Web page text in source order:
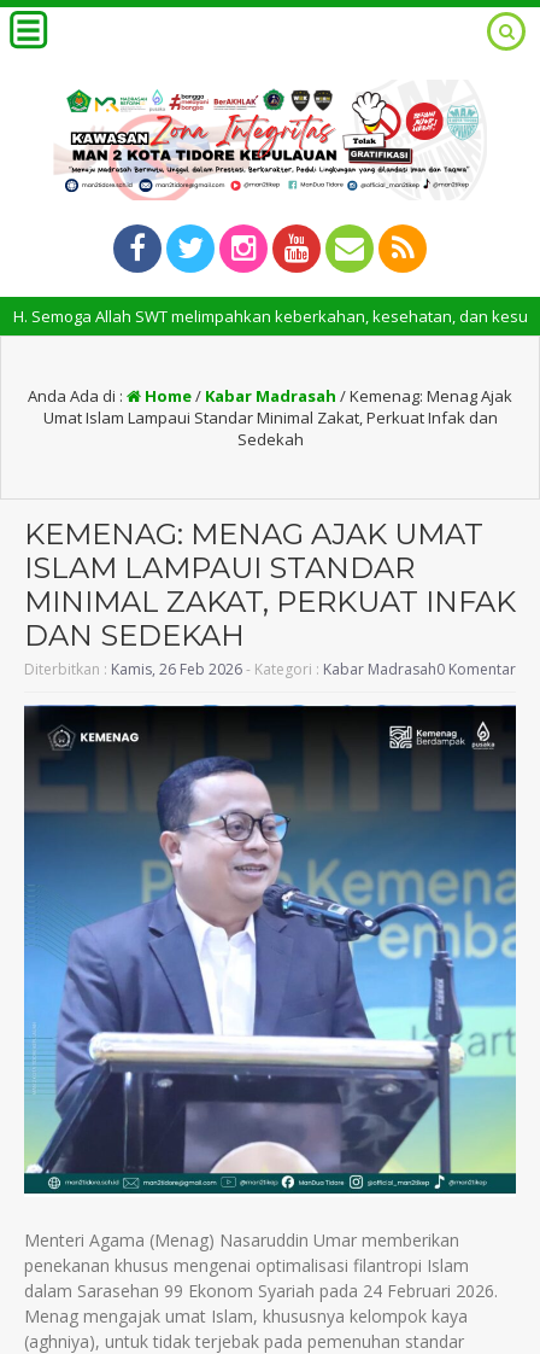
Semoga Allah SWT melimpahkan keberkahan, kesehatan, dan
Anda Ada di : Home/ Kabar Madrasah /Kemenag: Menag Ajak
Umat Islam Lampaui Standar Minimal Zakat, Perkuat Infak dan
Sedekah
KEMENAG: MENAG AJAK UMAT
ISLAM LAMPAUI STANDAR
MINIMAL ZAKAT, PERKUAT INFAK
DAN SEDEKAH
Diterbitkan : Kamis, 26 Feb 2026- Kategori : Kabar Madrasah0 Komentar
Menteri Agama (Menag) Nasaruddin Umar memberikan
penekanan khusus mengenai optimalisasi filantropi Islam
dalam Sarasehan 99 Ekonom Syariah pada 24 Februari 2026.
Menag mengajak umat Islam, khususnya kelompok kaya
(aghniya), untuk tidak terjebak pada pemenuhan standar